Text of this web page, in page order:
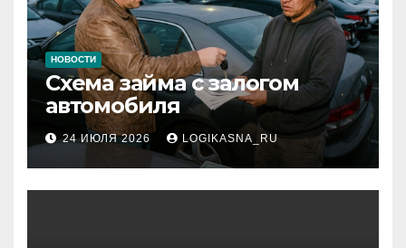
НОВОСТИ
Схема займа с залогом
автомобиля
24 ИЮЛЯ 2026 LOGIKASNA_RU